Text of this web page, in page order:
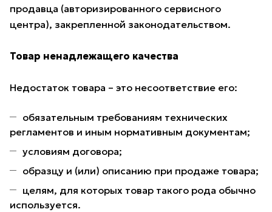
продавца (авторизированного сервисного
центра), закрепленной законодательством.
Товар ненадлежащего качества
Недостаток товара – это несоответствие его:
обязательным требованиям технических
регламентов и иным нормативным документам;
условиям договора;
образцу и (или) описанию при продаже товара;
целям, для которых товар такого рода обычно
используется.